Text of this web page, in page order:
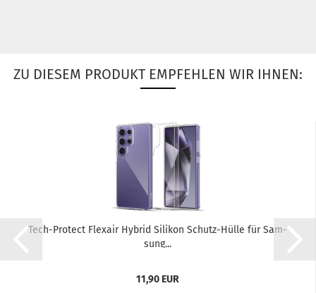
ZU DIESEM PRODUKT EMPFEHLEN WIR IHNEN:
Tech-​Pro­tect Flex­air Hy­brid Si­li­kon Schutz-​​Hülle für Sam­
sung...
11,90 EUR